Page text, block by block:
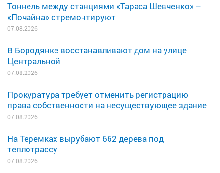
Тоннель между станциями «Тараса Шевченко» –
«Почайна» отремонтируют
07.08.2026
В Бородянке восстанавливают дом на улице
Центральной
07.08.2026
Прокуратура требует отменить регистрацию
права собственности на несуществующее здание
07.08.2026
На Теремках вырубают 662 дерева под
теплотрассу
07.08.2026